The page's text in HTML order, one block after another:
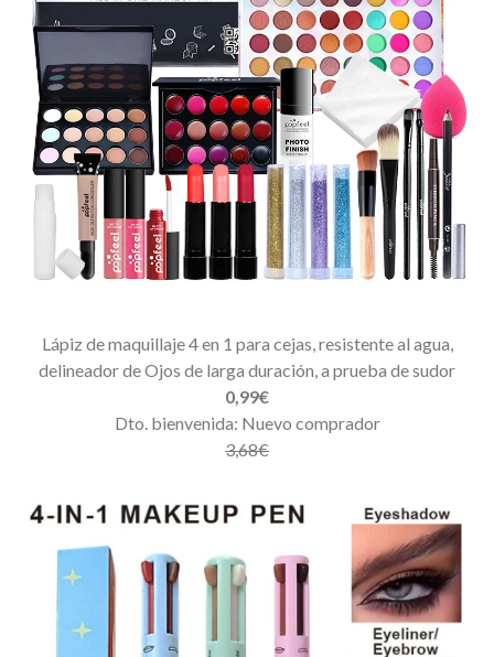
Lápiz de maquillaje 4 en 1 para cejas, resistente al agua,
delineador de Ojos de larga duración, a prueba de sudor
0,99€
Dto. bienvenida: Nuevo comprador
3,68€